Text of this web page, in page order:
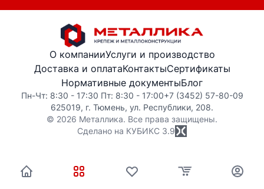
О компанииУслуги и производство
Доставка и оплатаКонтактыСертификаты
Нормативные документыБлог
Пн-Чт: 8:30 - 17:30 Пт: 8:30 - 17:00+7 (3452) 57-80-09
625019, г. Тюмень, ул. Республики, 208.
© 2026 Металлика. Все права защищены.
Сделано на КУБИКС 3.9